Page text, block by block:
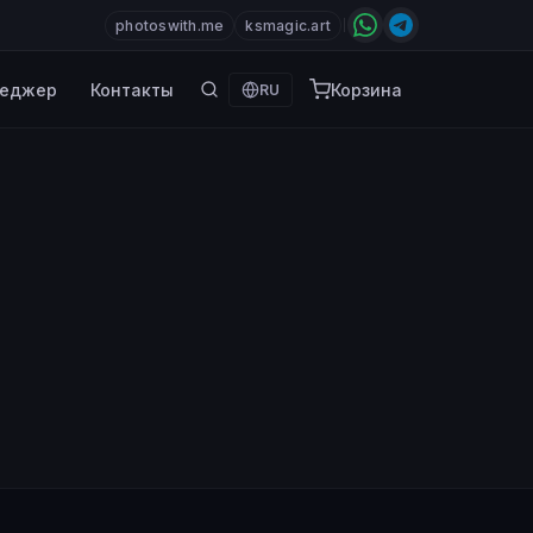
photoswith.me ksmagic.art
Контакты RU Корзина